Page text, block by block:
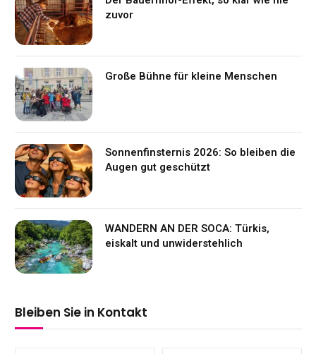
zuvor
Große Bühne für kleine Menschen
Sonnenfinsternis 2026: So bleiben die
Augen gut geschützt
WANDERN AN DER SOCA: Türkis,
eiskalt und unwiderstehlich
Bleiben Sie in Kontakt